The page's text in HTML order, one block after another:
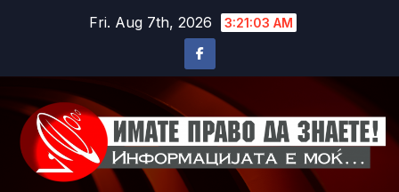
Fri. Aug 7th, 2026 3:21:05 AM